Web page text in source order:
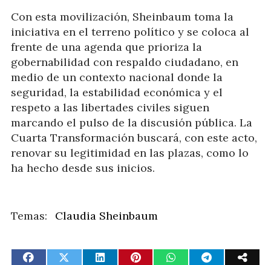
Con esta movilización, Sheinbaum toma la
iniciativa en el terreno político y se coloca al
frente de una agenda que prioriza la
gobernabilidad con respaldo ciudadano, en
medio de un contexto nacional donde la
seguridad, la estabilidad económica y el
respeto a las libertades civiles siguen
marcando el pulso de la discusión pública. La
Cuarta Transformación buscará, con este acto,
renovar su legitimidad en las plazas, como lo
ha hecho desde sus inicios.
Claudia Sheinbaum